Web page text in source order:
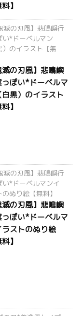
料】
滅の刃風】悲鳴嶼
っぽい*ドーベルマ
白黒）のイラスト
料】
滅の刃風】悲鳴嶼
っぽい*ドーベルマ
ラストのぬり絵
料】